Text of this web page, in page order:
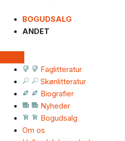
BOGUDSALG
ANDET
Faglitteratur
Skønlitteratur
Biografier
Nyheder
Bogudsalg
Om os